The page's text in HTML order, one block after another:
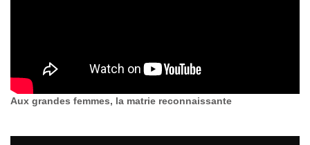
Aux grandes femmes, la matrie reconnaissante